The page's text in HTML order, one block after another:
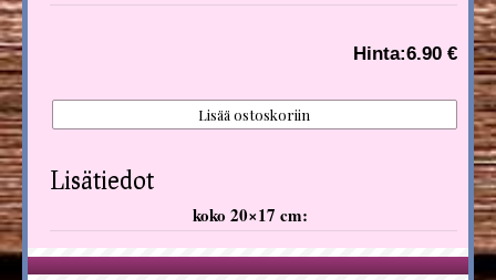
Hinta:6.90 €
Lisätiedot
koko 20×17 cm: